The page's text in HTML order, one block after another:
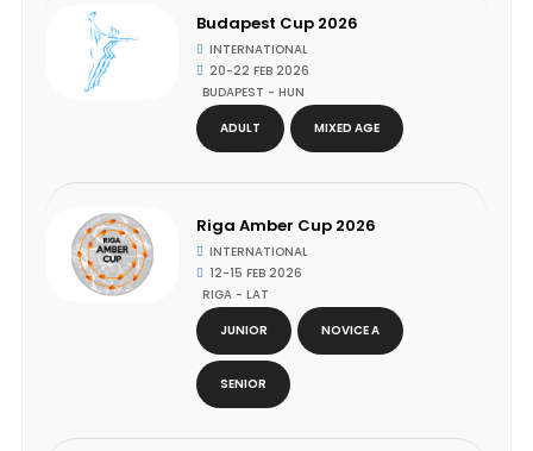
Budapest Cup 2026
INTERNATIONAL
20-22 FEB 2026
BUDAPEST - HUN
ADULT
MIXED AGE
Riga Amber Cup 2026
INTERNATIONAL
12-15 FEB 2026
RIGA - LAT
JUNIOR
NOVICE A
SENIOR